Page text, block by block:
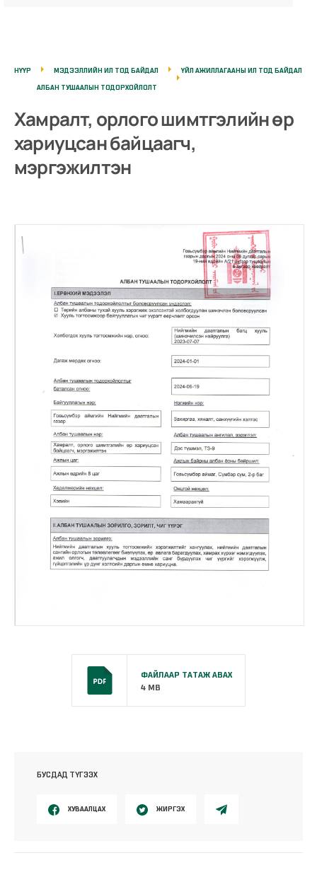
НҮҮР МЭДЭЭЛЛИЙН ИЛ ТОД БАЙДАЛ
ҮЙЛ АЖИЛЛАГААНЫ ИЛ ТОД БАЙДАЛ
АЛБАН ТУШААЛЫН ТОДОРХОЙЛОЛТ
Хамралт, орлого шимтгэлийн өр
хариуцсан байцаагч,
мэргэжилтэн
ФАЙЛААР ТАТАЖ АВАХ
4 MB
БУСДАД ТҮГЭЭХ
ХУВААЛЦАХ ЖИРГЭХ